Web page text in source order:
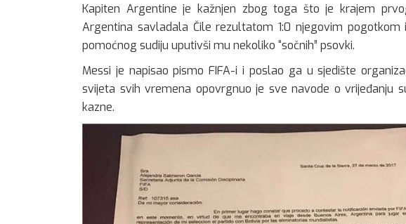
Kapiten Argentine je kažnjen zbog toga što je krajem
Argentina savladala Čile rezultatom 1:0 njegovim pogotkom
pomoćnog sudiju uputivši mu nekoliko “sočnih” psovki.
Messi je napisao pismo FIFA-i i poslao ga u sjedište
svijeta svih vremena opovrgnuo je sve navode o vrijeđanju
kazne.